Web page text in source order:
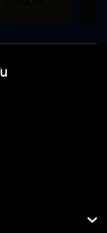
ช่กีฬาของพวกนัก